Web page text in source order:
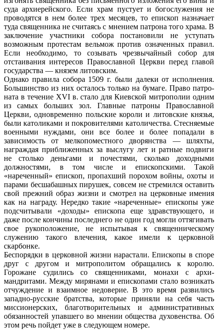
суда архиерейско­го. Если храм пустует и богослужения не
проводятся в нем более трех месяцев, то епископ назначает
туда священника не счи­таясь с мнением патрона того храма. В
заключение участники собора постанови­ли не уступать
возможным протестам вельмож против означенных правил.
Если необходимо, то созывать чрезвычайный со­бор для
отстаивания интересов Православ­ной Церкви перед главой
государства — князем литовским.
Однако правила собора 1509 г. были далеки от исполнения.
Большинство из них осталось только на бумаге. Право патро­
ната в течение XVI в. стало для Киевской митрополии одним
из самых больших зол. Главные патроны Православной
Церкви, од­новременно польские короли и литовские князья,
были католиками и покровителями католичества. Стесняемые
военными нуж­дами, они все более и более попадали в
зависимость от мелкопоместного дворян­ства — шляхты,
награждая приближенных за выслугу лет и ратные подвиги
не столько деньгами и почестями, сколько доходными
должностями, в том числе и епископскими. Такой
«нареченный» епископ, пропахший порохом войны, охоты и
парами бесшабаш­ных пирушек, совсем не стремился оста­вить
свой прежний образ жизни и смотрел на церковные имения
как на награду. Не­редко такие «нареченные» епископы уже
под­считывали «доходы» епископа еще здрав­ствующего, и
даже после кончины послед­него не один год могли оттягивать
свое ру­коположение, не испытывая к священничес­кому
служению такого влечения, какое имели к церковной
скарбонке.
Беспорядки в церковной жизни нараста­ли. Епископы в споре
друг с другом и мит­рополитом обращались к королю.
Горожане судились со священниками, монахи с архи­
мандритами. Между мирянами и епископа­ми стало возникать
отчуждение и взаимное недоверие. В это время развились
запад­но-русские братства, которые приняли на себя часть
миссионерских, благотворитель­ных и административных
обязанностей упав­шего во мнении общества духовенства. Об
этом речь пойдет уже в следующем номере.